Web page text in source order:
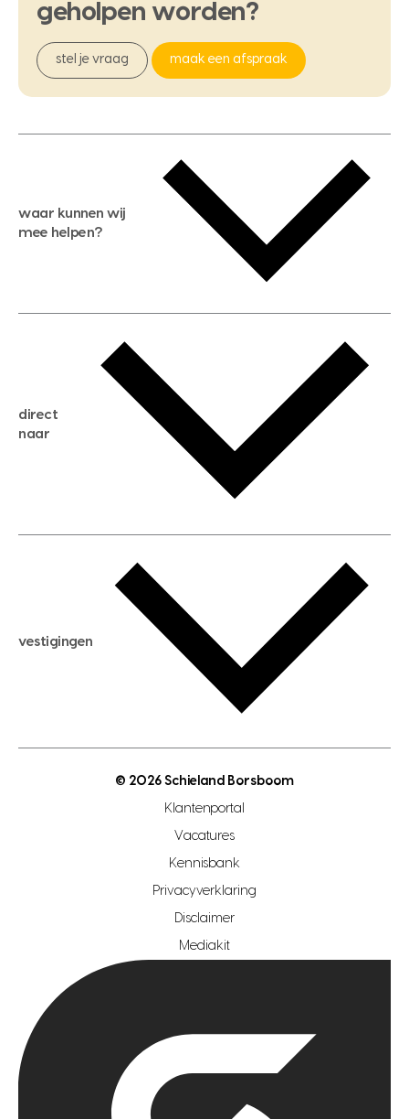
geholpen worden?
stel je vraag maak een afspraak
waar kunnen wij
mee helpen?
gratis zoekservice
huis verkopen
huis kopen
aankoopadvies
verkoopadvies
direct
naar
hypotheek berekenen
maximale hypotheek berekenen
hypotheek bespaarcheck
gratis zoekprofiel aanmaken
open woningwaarde dag
vestigingen
makelaar regio zoetermeer
hypotheekshop regio den haag
hypotheekshop regio rotterdam
© 2026 Schieland Borsboom
Klantenportal
Vacatures
Kennisbank
Privacyverklaring
Disclaimer
Mediakit